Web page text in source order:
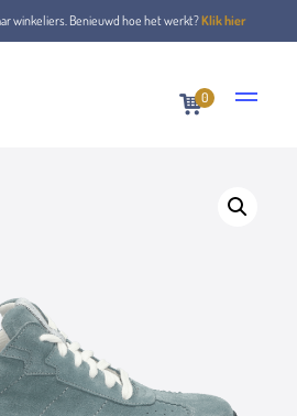
winkeliers. Benieuwd hoe het werkt?Klik hier
0